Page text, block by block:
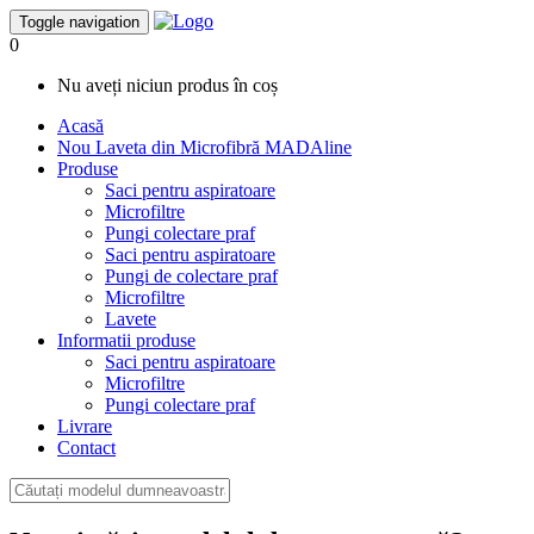
Toggle navigation
0
Nu aveți niciun produs în coș
Acasă
Nou Laveta din Microfibră MADAline
Produse
Saci pentru aspiratoare
Microfiltre
Pungi colectare praf
Saci pentru aspiratoare
Pungi de colectare praf
Microfiltre
Lavete
Informatii produse
Saci pentru aspiratoare
Microfiltre
Pungi colectare praf
Livrare
Contact